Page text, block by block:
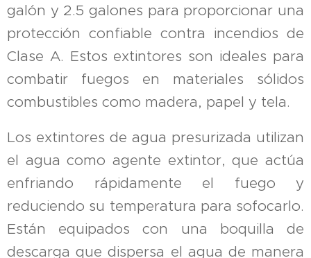
galón y 2.5 galones para proporcionar una
protección confiable contra incendios de
Clase A. Estos extintores son ideales para
combatir fuegos en materiales sólidos
combustibles como madera, papel y tela.
Los extintores de agua presurizada utilizan
el agua como agente extintor, que actúa
enfriando rápidamente el fuego y
reduciendo su temperatura para sofocarlo.
Están equipados con una boquilla de
descarga que dispersa el agua de manera